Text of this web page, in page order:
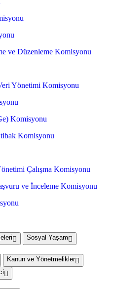
ve Düzenleme Komisyonu
Yönetimi Komisyonu
Komisyonu
Komisyonu
Çalışma Komisyonu
ve İnceleme Komisyonu
Sosyal Yaşam
Kanun ve Yönetmelikler